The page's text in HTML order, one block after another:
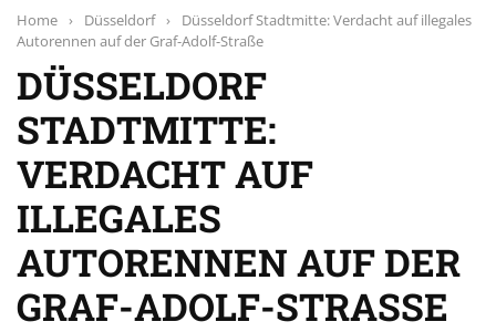
Home › Düsseldorf ›
Düsseldorf Stadtmitte: Verdacht auf illegales
Autorennen auf der Graf-Adolf-Straße
DÜSSELDORF
STADTMITTE:
VERDACHT AUF
ILLEGALES
AUTORENNEN AUF DER
GRAF-ADOLF-STRASSE